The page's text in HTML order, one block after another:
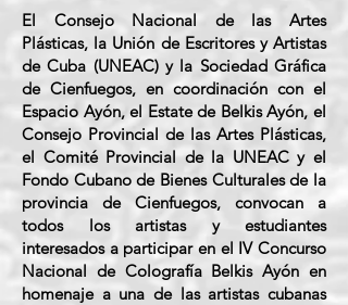
El Consejo Nacional de las Artes
Plásticas, la Unión de Escritores y Artistas
de Cuba (UNEAC) y la Sociedad Gráfica
de Cienfuegos, en coordinación con el
Espacio Ayón, el Estate de Belkis Ayón, el
Consejo Provincial de las Artes Plásticas,
el Comité Provincial de la UNEAC y el
Fondo Cubano de Bienes Culturales de la
provincia de Cienfuegos, convocan a
todos los artistas y estudiantes
interesados a participar en el IV Concurso
Nacional de Colografía Belkis Ayón en
homenaje a una de las artistas cubanas